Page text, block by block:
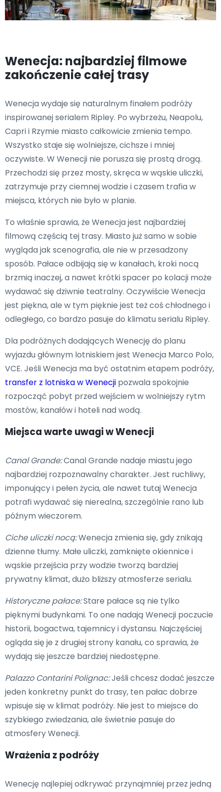
Wenecja: najbardziej filmowe
zakończenie całej trasy
Wenecja wydaje się naturalnym finałem podróży
inspirowanej serialem Ripley. Po wybrzeżu, Neapolu,
Capri i Rzymie miasto całkowicie zmienia tempo.
Wszystko staje się wolniejsze, cichsze i mniej
oczywiste. W Wenecji nie porusza się prostą drogą.
Przechodzi się przez mosty, skręca w wąskie uliczki,
zatrzymuje przy ciemnej wodzie i czasem trafia w
miejsca, których nie było w planie.
To właśnie sprawia, że Wenecja jest najbardziej
filmową częścią tej trasy. Miasto już samo w sobie
wygląda jak scenografia, ale nie w przesadzony
sposób. Pałace odbijają się w kanałach, kroki nocą
brzmią inaczej, a nawet krótki spacer po kolacji może
wydawać się dziwnie teatralny. Oczywiście Wenecja
jest piękna, ale w tym pięknie jest też coś chłodnego i
odległego, co bardzo pasuje do klimatu serialu Ripley.
Dla podróżnych dodających Wenecję do planu
wyjazdu głównym lotniskiem jest Wenecja Marco Polo,
VCE. Jeśli Wenecja ma być ostatnim etapem podróży,
transfer z lotniska w Wenecji pozwala spokojnie
rozpocząć pobyt przed wejściem w wolniejszy rytm
mostów, kanałów i hoteli nad wodą.
Miejsca warte uwagi w Wenecji
Canal Grande:Canal Grande nadaje miastu jego
najbardziej rozpoznawalny charakter. Jest ruchliwy,
imponujący i pełen życia, ale nawet tutaj Wenecja
potrafi wydawać się nierealna, szczególnie rano lub
późnym wieczorem.
Ciche uliczki nocą:Wenecja zmienia się, gdy znikają
dzienne tłumy. Małe uliczki, zamknięte okiennice i
wąskie przejścia przy wodzie tworzą bardziej
prywatny klimat, dużo bliższy atmosferze serialu.
Historyczne pałace:Stare pałace są nie tylko
pięknymi budynkami. To one nadają Wenecji poczucie
historii, bogactwa, tajemnicy i dystansu. Najczęściej
ogląda się je z drugiej strony kanału, co sprawia, że
wydają się jeszcze bardziej niedostępne.
Palazzo Contarini Polignac:Jeśli chcesz dodać jeszcze
jeden konkretny punkt do trasy, ten pałac dobrze
wpisuje się w klimat podróży. Nie jest to miejsce do
szybkiego zwiedzania, ale świetnie pasuje do
atmosfery Wenecji.
Wrażenia z podróży
Wenecję najlepiej odkrywać przynajmniej przez jedną